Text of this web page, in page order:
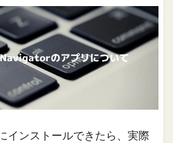
インストールできたら、実際